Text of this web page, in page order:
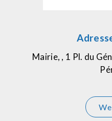
Mairie, , 1 Pl. du